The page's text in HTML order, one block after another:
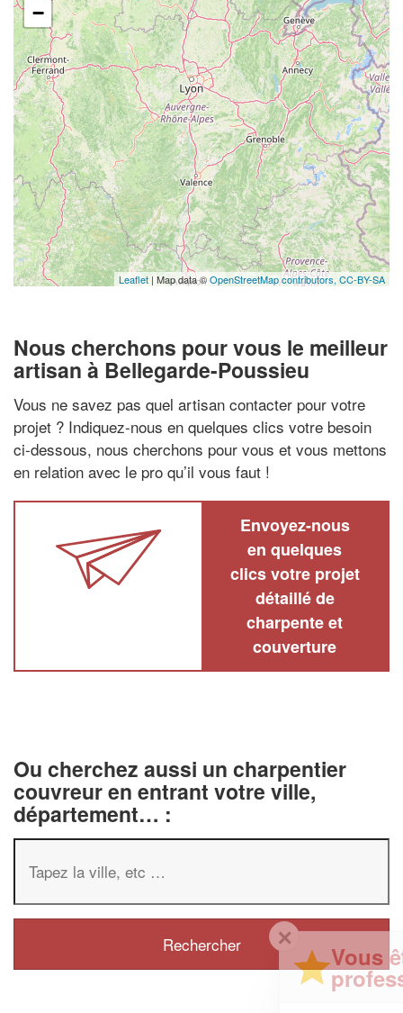
−
Leaflet | Map data ©OpenStreetMap contributors, CC-BY-SA
Nous cherchons pour vous le meilleur
artisan à Bellegarde-Poussieu
Vous ne savez pas quel artisan contacter pour votre
projet ? Indiquez-nous en quelques clics votre besoin
ci-dessous, nous cherchons pour vous et vous mettons
en relation avec le pro qu’il vous faut !
Envoyez-nous
en quelques
clics votre projet
détaillé de
charpente et
couverture
Ou cherchez aussi un charpentier
couvreur en entrant votre ville,
département… :
Vous êtes un
professionnel ?